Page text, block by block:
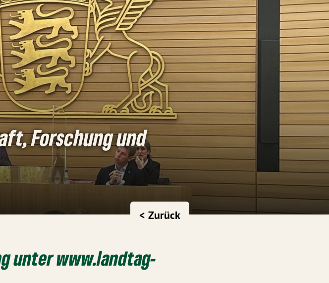
Forschung und
< Zurück
unter www.landtag-